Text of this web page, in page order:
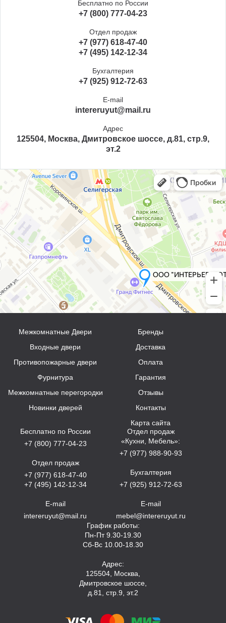
Бесплатно по России
+7 (800) 777-04-23
Отдел продаж
+7 (977) 618-47-40
+7 (495) 142-12-34
Бухгалтерия
+7 (925) 912-72-63
E-mail
intereruyut@mail.ru
Адрес
125504, Москва, Дмитровское шоссе, д.81, стр.9,
эт.2
Межкомнатные Двери
Входные двери
Противопожарные двери
Фурнитура
Межкомнатные перегородки
Новинки дверей
Бренды
Доставка
Оплата
Гарантия
Отзывы
Контакты
Карта сайта
Бесплатно по России
+7 (800) 777-04-23
Отдел продаж
+7 (977) 618-47-40
+7 (495) 142-12-34
E-mail
intereruyut@mail.ru
Отдел продаж
«Кухни, Мебель»:
+7 (977) 988-90-93
Бухгалтерия
+7 (925) 912-72-63
E-mail
mebel@intereruyut.ru
График работы:
Пн-Пт 9.30-19.30
Сб-Вс 10.00-18.30
Адрес:
125504, Москва,
Дмитровское шоссе,
д.81, стр.9, эт.2